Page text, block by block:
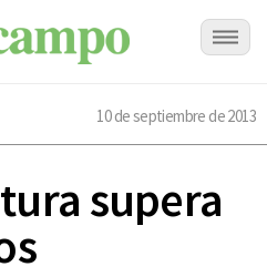
10 de septiembre de 2013
supera